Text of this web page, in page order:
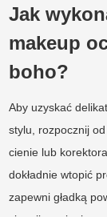
Jak
makeup
boho?
Aby uzyskać
stylu, rozpocznij
cienie lub
dokładnie wtopić
zapewni gładką